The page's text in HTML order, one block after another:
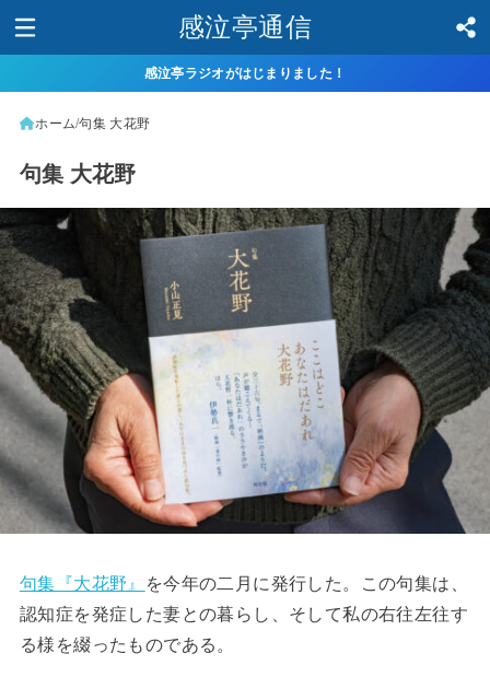
感泣亭通信
感泣亭ラジオがはじまりました！
ホーム 句集 大花野
句集 大花野
句集『大花野』
を今年の二月に発行した。この句集は、
認知症を発症した妻との暮らし、そして私の右往左往す
る様を綴ったものである。